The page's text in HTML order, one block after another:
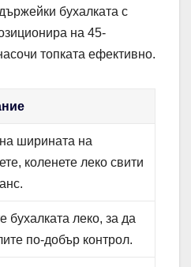
бухалката с
на 45-
топката ефективно.
ширината на
коленете леко свити
бухалката леко, за да
по-добър контрол.